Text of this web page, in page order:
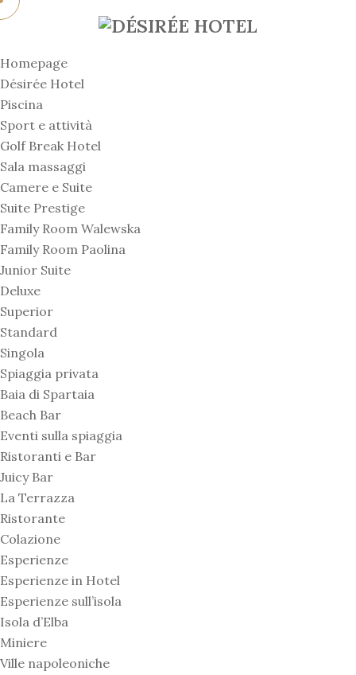
Homepage
Désirée Hotel
Piscina
Sport e attività
Golf Break Hotel
Sala massaggi
Camere e Suite
Suite Prestige
Family Room Walewska
Family Room Paolina
Junior Suite
Deluxe
Superior
Standard
Singola
Spiaggia privata
Baia di Spartaia
Beach Bar
Eventi sulla spiaggia
Ristoranti e Bar
Juicy Bar
La Terrazza
Ristorante
Colazione
Esperienze
Esperienze in Hotel
Esperienze sull’isola
Isola d’Elba
Miniere
Ville napoleoniche